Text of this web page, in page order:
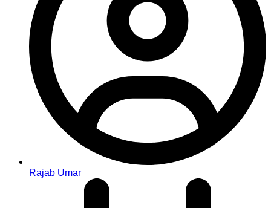
Rajab Umar